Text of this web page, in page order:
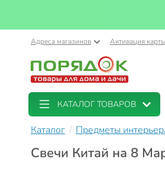
Адреса магазинов Активация карты
КАТАЛОГ ТОВАРОВ
Каталог Предметы
Свечи Китай на 8